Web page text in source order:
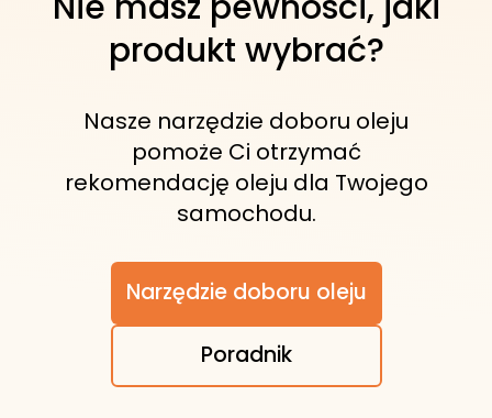
pojemności.
produkt wybrać?
Nasze narzędzie doboru oleju
pomoże Ci otrzymać
rekomendację oleju dla Twojego
samochodu.
Narzędzie doboru oleju
Poradnik